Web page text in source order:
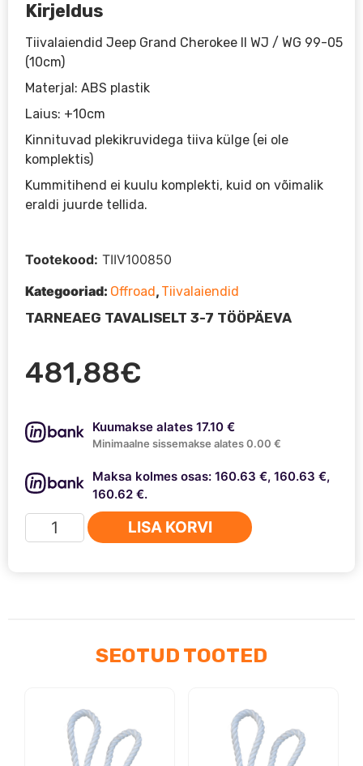
481,88€
Kirjeldus
Tiivalaiendid Jeep Grand Cherokee II WJ / WG 99-05
(10cm)
Materjal: ABS plastik
Laius: +10cm
Kinnituvad plekikruvidega tiiva külge (ei ole
komplektis)
Kummitihend ei kuulu komplekti, kuid on võimalik
eraldi juurde tellida.
Kuumakse alates 17.10 €
Minimaalne sissemakse alates 0.00 €
Maksa kolmes osas: 160.63 €, 160.63 €,
160.62 €.
Tiivalaiendid
Jeep
LISA KORVI
Tootekood: TIIV100850
Kategooriad: Offroad, Tiivalaiendid
TARNEAEG TAVALISELT 3-7 TÖÖPÄEVA
SEOTUD TOOTED